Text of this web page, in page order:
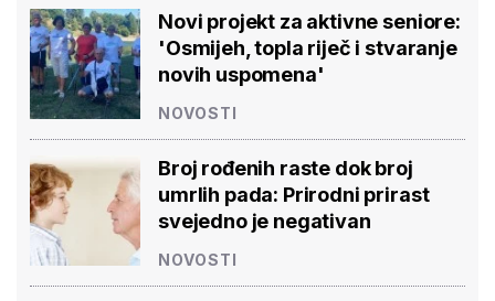
Novi projekt za aktivne seniore:
'Osmijeh, topla riječ i stvaranje
novih uspomena'
NOVOSTI
Broj rođenih raste dok broj
umrlih pada: Prirodni prirast
svejedno je negativan
NOVOSTI